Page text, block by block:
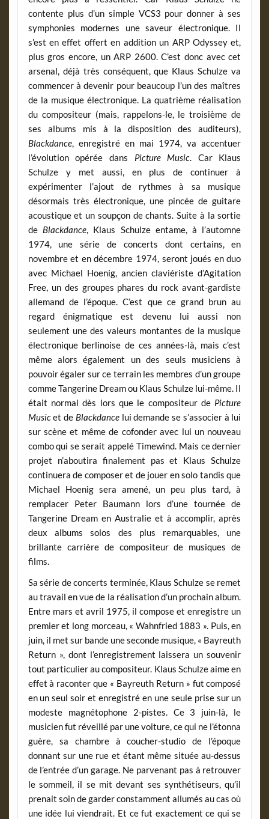
contente plus d’un simple VCS3 pour donner à ses
symphonies modernes une saveur électronique. Il
s’est en effet offert en addition un ARP Odyssey et,
plus gros encore, un ARP 2600. C’est donc avec cet
arsenal, déjà très conséquent, que Klaus Schulze va
commencer à devenir pour beaucoup l’un des maîtres
de la musique électronique. La quatrième réalisation
du compositeur (mais, rappelons-le, le troisième de
ses albums mis à la disposition des auditeurs),
Blackdance, enregistré en mai 1974, va accentuer
l’évolution opérée dans Picture Music . Car Klaus
Schulze y met aussi, en plus de continuer à
expérimenter l’ajout de rythmes à sa musique
désormais très électronique, une pincée de guitare
acoustique et un soupçon de chants. Suite à la sortie
de Blackdance, Klaus Schulze entame, à l’automne
1974, une série de concerts dont certains, en
novembre et en décembre 1974, seront joués en duo
avec Michael Hoenig, ancien claviériste d’Agitation
Free, un des groupes phares du rock avant-gardiste
allemand de l’époque. C’est que ce grand brun au
regard énigmatique est devenu lui aussi non
seulement une des valeurs montantes de la musique
électronique berlinoise de ces années-là, mais c’est
même alors également un des seuls musiciens à
pouvoir égaler sur ce terrain les membres d’un groupe
comme Tangerine Dream ou Klaus Schulze lui-même. Il
était normal dès lors que le compositeur de Picture
Musicet de Blackdancelui demande se s’associer à lui
sur scène et même de cofonder avec lui un nouveau
combo qui se serait appelé Timewind. Mais ce dernier
projet n’aboutira finalement pas et Klaus Schulze
continuera de composer et de jouer en solo tandis que
Michael Hoenig sera amené, un peu plus tard, à
remplacer Peter Baumann lors d’une tournée de
Tangerine Dream en Australie et à accomplir, après
deux albums solos des plus remarquables, une
brillante carrière de compositeur de musiques de
films.
Sa série de concerts terminée, Klaus Schulze se remet
au travail en vue de la réalisation d’un prochain album.
Entre mars et avril 1975, il compose et enregistre un
premier et long morceau, « Wahnfried 1883 ». Puis, en
juin, il met sur bande une seconde musique, « Bayreuth
Return », dont l’enregistrement laissera un souvenir
tout particulier au compositeur. Klaus Schulze aime en
effet à raconter que « Bayreuth Return » fut composé
en un seul soir et enregistré en une seule prise sur un
modeste magnétophone 2-pistes. Ce 3 juin-là, le
musicien fut réveillé par une voiture, ce qui ne l’étonna
guère, sa chambre à coucher-studio de l’époque
donnant sur une rue et étant même située au-dessus
de l’entrée d’un garage. Ne parvenant pas à retrouver
le sommeil, il se mit devant ses synthétiseurs, qu’il
prenait soin de garder constamment allumés au cas où
une idée lui viendrait. Et ce fut exactement ce qui se